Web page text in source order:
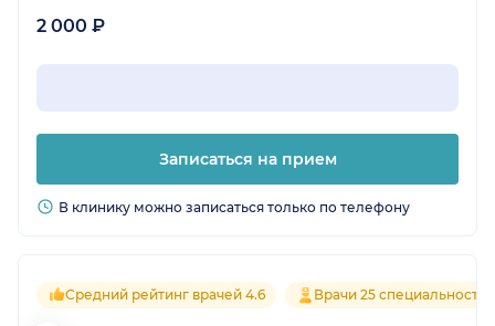
2 000 ₽
Записаться на прием
В клинику можно записаться только по телефону
Средний рейтинг врачей 4.6 Врачи 25 специальностей